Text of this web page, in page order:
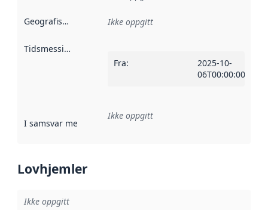
Geografisk avgrensning :
Ikke oppgitt
Tidsmessig avgrensning
Fra:
2025-10-
06T00:00:00Z
I samsvar med Referanse til en implementasjonsregel
Ikke oppgitt
Lovhjemler
Ikke oppgitt